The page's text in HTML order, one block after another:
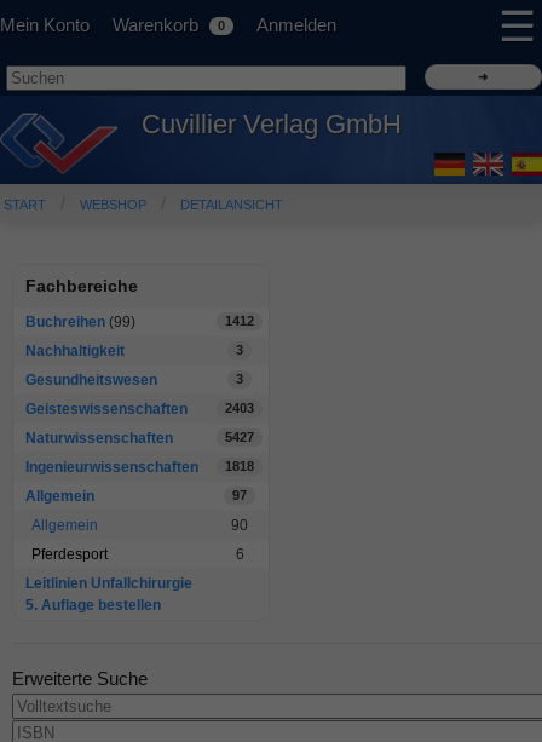
Mein Konto Warenkorb 0 Anmelden ☰
Cuvillier Verlag GmbH
START WEBSHOP DETAILANSICHT
Fachbereiche
Buchreihen (99) 1412
Nachhaltigkeit 3
Gesundheitswesen 3
Geisteswissenschaften 2403
Naturwissenschaften 5427
Ingenieurwissenschaften 1818
Allgemein 97
Allgemein
90
Pferdesport
6
Leitlinien Unfallchirurgie
5. Auflage bestellen
Erweiterte Suche